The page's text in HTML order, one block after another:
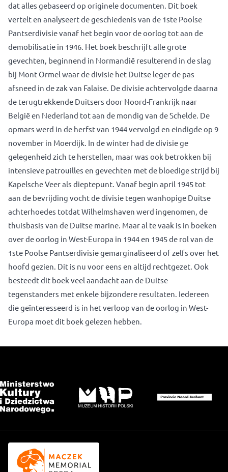
dat alles gebaseerd op originele documenten. Dit boek
vertelt en analyseert de geschiedenis van de 1ste Poolse
Pantserdivisie vanaf het begin voor de oorlog tot aan de
demobilisatie in 1946. Het boek beschrijft alle grote
gevechten, beginnend in Normandië resulterend in de slag
bij Mont Ormel waar de divisie het Duitse leger de pas
afsneed in de zak van Falaise. De divisie achtervolgde daarna
de terugtrekkende Duitsers door Noord-Frankrijk naar
België en Nederland tot aan de mondig van de Schelde. De
opmars werd in de herfst van 1944 vervolgd en eindigde op 9
november in Moerdijk. In de winter had de divisie ge
gelegenheid zich te herstellen, maar was ook betrokken bij
intensieve patrouilles en gevechten met de bloedige strijd bij
Kapelsche Veer als dieptepunt. Vanaf begin april 1945 tot
aan de bevrijding vocht de divisie tegen wanhopige Duitse
achterhoedes totdat Wilhelmshaven werd ingenomen, de
thuisbasis van de Duitse marine. Maar al te vaak is in boeken
over de oorlog in West-Europa in 1944 en 1945 de rol van de
1ste Poolse Pantserdivisie gemarginaliseerd of zelfs over het
hoofd gezien. Dit is nu voor eens en altijd rechtgezet. Ook
besteedt dit boek veel aandacht aan de Duitse
tegenstanders met enkele bijzondere resultaten. Iedereen
die geïnteresseerd is in het verloop van de oorlog in West-
Europa moet dit boek gelezen hebben.